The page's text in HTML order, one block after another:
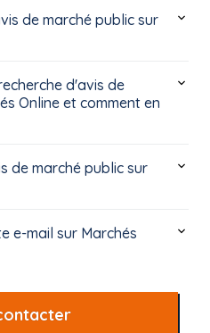
de marché public sur
d'avis de
Online et comment en
de marché public sur
e-mail sur Marchés